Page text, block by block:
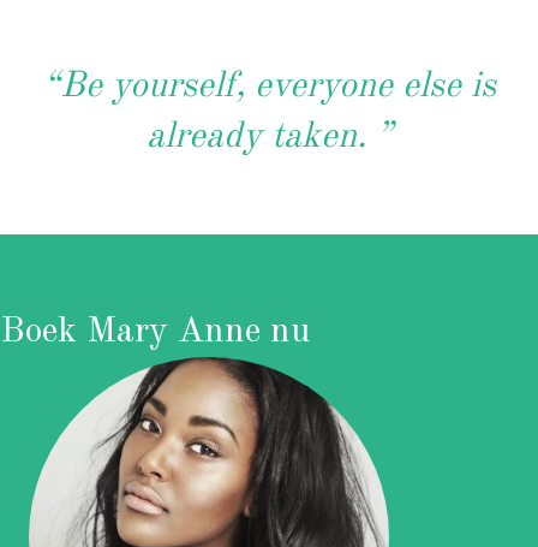
“Be yourself, everyone else is
already taken. ”
Boek Mary Anne nu